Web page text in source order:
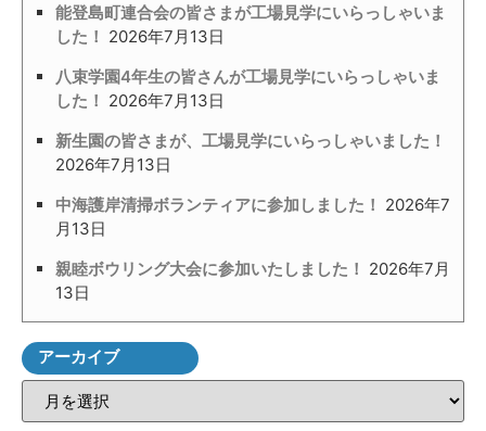
能登島町連合会の皆さまが工場見学にいらっしゃいま
した！ 2026年7月13日
八束学園4年生の皆さんが工場見学にいらっしゃいま
した！ 2026年7月13日
新生園の皆さまが、工場見学にいらっしゃいました！
2026年7月13日
中海護岸清掃ボランティアに参加しました！ 2026年7
月13日
親睦ボウリング大会に参加いたしました！ 2026年7月
13日
アーカイブ